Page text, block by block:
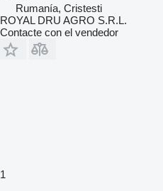
Rumanía, Cristesti
ROYAL DRU AGRO S.R.L.
Contacte con el vendedor
1